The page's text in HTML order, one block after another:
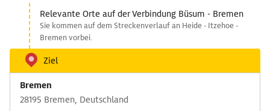
Relevante Orte auf der Verbindung Büsum - Bremen
Sie kommen auf dem Streckenverlauf an Heide - Itzehoe -
Bremen vorbei.
Ziel
Bremen
28195 Bremen, Deutschland